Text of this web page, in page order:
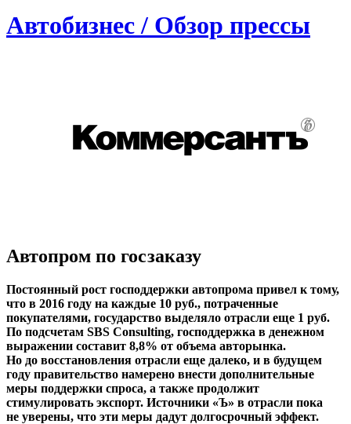
Автобизнес / Обзор прессы
Автопром по госзаказу
Постоянный рост господдержки автопрома привел к тому,
что в 2016 году на каждые 10 руб., потраченные
покупателями, государство выделяло отрасли еще 1 руб.
По подсчетам SBS Consulting, господдержка в денежном
выражении составит 8,8% от объема авторынка.
Но до восстановления отрасли еще далеко, и в будущем
году правительство намерено внести дополнительные
меры поддержки спроса, а также продолжит
стимулировать экспорт. Источники «Ъ» в отрасли пока
не уверены, что эти меры дадут долгосрочный эффект.